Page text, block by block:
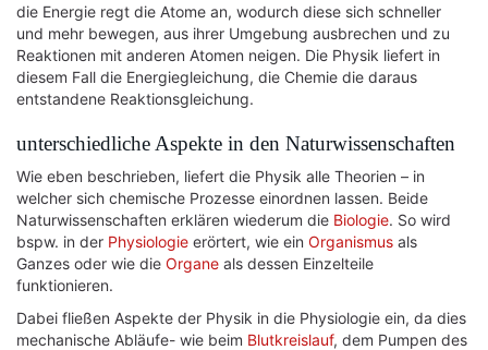
die Energie regt die Atome an, wodurch diese sich schneller
und mehr bewegen, aus ihrer Umgebung ausbrechen und zu
Reaktionen mit anderen Atomen neigen. Die Physik liefert in
diesem Fall die Energiegleichung, die Chemie die daraus
entstandene Reaktionsgleichung.
unterschiedliche Aspekte in den Naturwissenschaften
Wie eben beschrieben, liefert die Physik alle Theorien – in
welcher sich chemische Prozesse einordnen lassen. Beide
Naturwissenschaften erklären wiederum die Biologie. So wird
bspw. in der Physiologie erörtert, wie ein Organismus als
Ganzes oder wie die Organe als dessen Einzelteile
funktionieren.
Dabei fließen Aspekte der Physik in die Physiologie ein, da dies
mechanische Abläufe- wie beim Blutkreislauf, dem Pumpen des